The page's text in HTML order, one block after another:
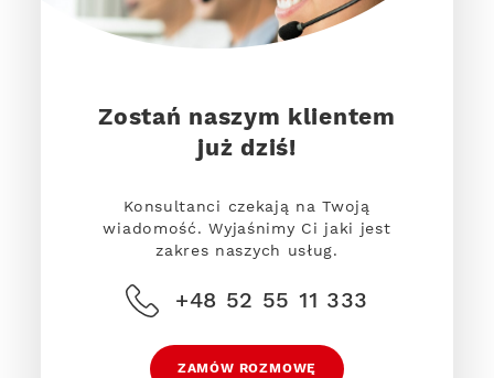
Zostań naszym klientem
już dziś!
Konsultanci czekają na Twoją
wiadomość. Wyjaśnimy Ci jaki jest
zakres naszych usług.
+48 52 55 11 333
ZAMÓW ROZMOWĘ